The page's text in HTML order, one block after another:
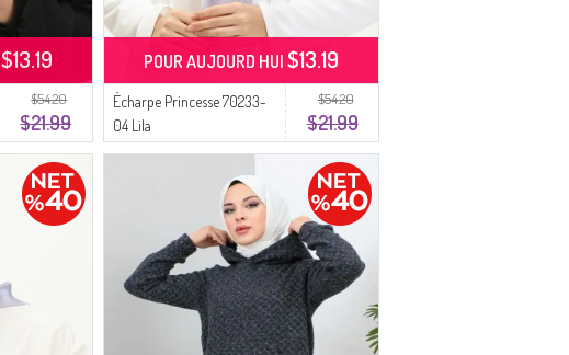
$54.20
$21.99
$13.19
$54.20
$21.99
Écharpe Princesse 70233-
04 Lila
POUR AUJOURD HUI$13.19